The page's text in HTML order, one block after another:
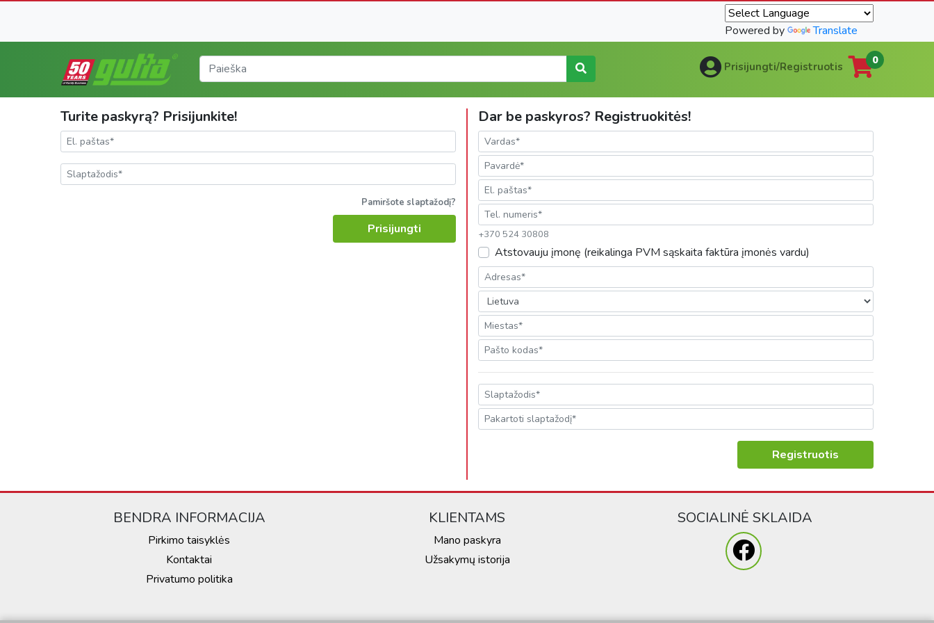
Powered by Translate
Prisijungti/Registruotis 0
Turite paskyrą? Prisijunkite!
Pamiršote slaptažodį?
Prisijungti
Dar be paskyros? Registruokitės!
+370 524 30808
Atstovauju įmonę (reikalinga PVM sąskaita faktūra įmonės vardu)
Registruotis
BENDRA INFORMACIJA
Pirkimo taisyklės
Kontaktai
Privatumo politika
KLIENTAMS
Mano paskyra
Užsakymų istorija
SOCIALINĖ SKLAIDA
Jūsų asmens duomenys bus apdorojami ir informacija iš jūsų įrenginio (slapukų, unikalių identifikatorių ir kiti įrenginio duomenys) gali būti bendrinama su paslaugas teikiančiomis trečiosiomis